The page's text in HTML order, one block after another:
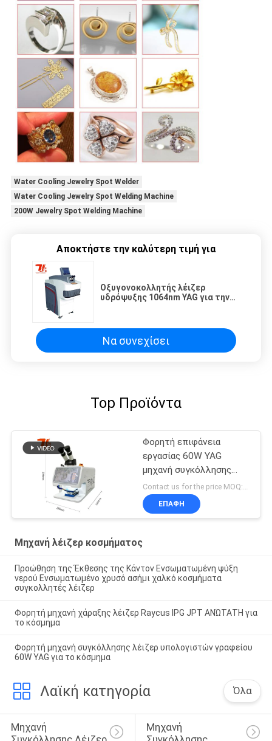
Water Cooling Jewelry Spot Welder
Water Cooling Jewelry Spot Welding Machine
200W Jewelry Spot Welding Machine
Αποκτήστε την καλύτερη τιμή για
Οξυγονοκολλητής λέιζερ
υδρόψυξης 1064nm YAG για την
Να συνεχίσει
Top Προϊόντα
Φορητή επιφάνεια
εργασίας 60W YAG
μηχανή συγκόλλησης
λέιζερ για κοσμήματα με
ψύξη νερού
Contact us for the price MOQ:1 σύνολο
ΕΠΑΦΉ
Μηχανή λέιζερ κοσμήματος
Προώθηση της Έκθεσης της Κάντον Ενσωματωμένη ψύξη
νερού Ενσωματωμένο χρυσό ασήμι χαλκό κοσμήματα
συγκολλητές λέιζερ
Φορητή μηχανή χάραξης λέιζερ Raycus IPG JPT ΑΝΏΤΑΤΗ για
το κόσμημα
Φορητή μηχανή συγκόλλησης λέιζερ υπολογιστών γραφείου
60W YAG για το κόσμημα
Λαϊκή κατηγορία Όλα
Μηχανή
Μηχανή